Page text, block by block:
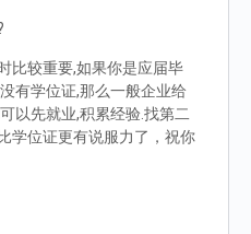
比较重要,如果你是应届毕
有学位证,那么一般企业给
以先就业,积累经验.找第二
学位证更有说服力了，祝你